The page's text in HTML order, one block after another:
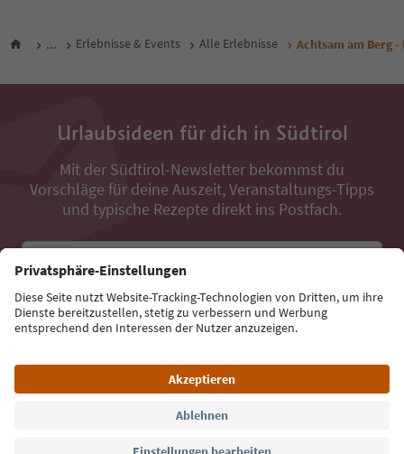
... Erlebnisse & Events Alle Erlebnisse Achtsam am Berg
Urlaubsideen für dich in Südtirol
Mit der Südtirol-Newsletter bekommst du
Vorschläge für deine Auszeit, Veranstaltungs-Tipps
und typische Rezepte direkt ins Postfach.
E-Mail Adresse
Jetzt anmelden